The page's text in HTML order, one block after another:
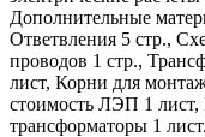
Дополнительные
Ответвления 5 стр.,
проводов 1 стр.,
лист, Корни для
стоимость ЛЭП 1
трансформаторы 1 лист.